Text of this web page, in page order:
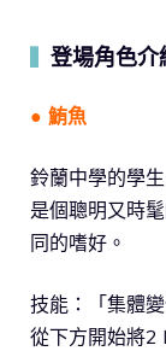
登場角色介
● 鮪魚
鈴蘭中學的學生
是個聰明又時
同的嗜好。
技能：「集體變
從下方開始將2